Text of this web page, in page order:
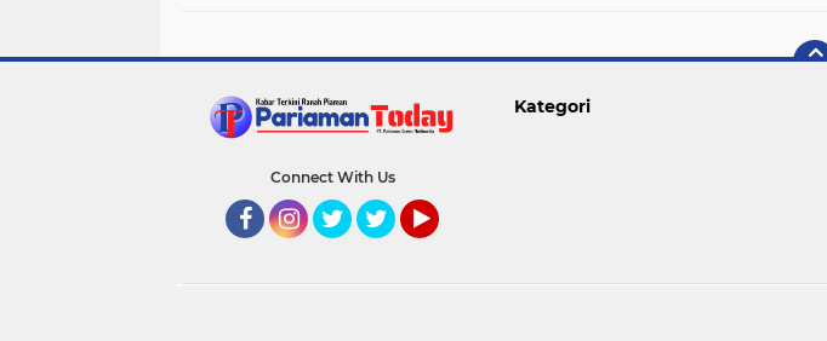
Connect With Us
Kategori